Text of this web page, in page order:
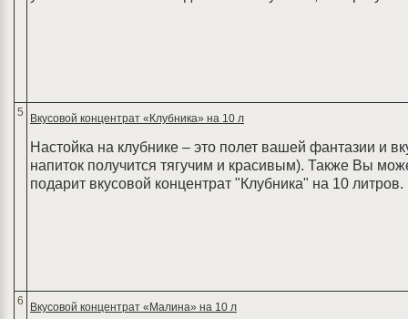
5 Вкусовой концентрат «Клубника» на 10 л
Настойка на клубнике – это полет вашей фантазии и
напиток получится тягучим и красивым). Также Вы
подарит вкусовой концентрат "Клубника" на 10 литров.
6 Вкусовой концентрат «Малина» на 10 л